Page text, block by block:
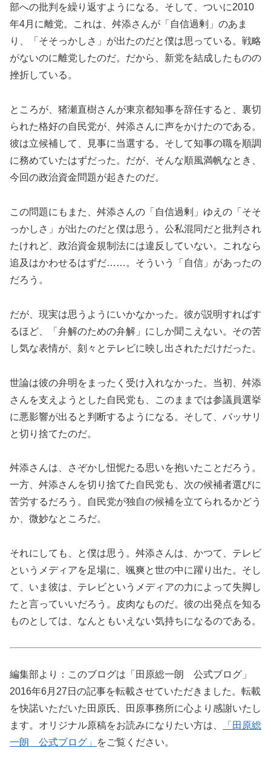
部への批判を繰り返すようになる。そして、ついに2010
年4月に離党。これは、舛添さんが「自信過剰」のあま
り、「そそっかしさ」が出たのだと僕は思っている。戦略
がないのに離党したのだ。だから、新党を結成したものの
挫折している。
ところが、猪瀬直樹さんが東京都知事を辞任すると、裏切
られた格好の自民党が、舛添さんに声をかけたのである。
彼は立候補して、見事に当選する。そして知事の職を順調
に務めていたはずだった。だが、そんな順風満帆なとき、
今回の政治資金問題が起きたのだ。
この問題にもまた、舛添さんの「自信過剰」ゆえの「そそ
っかしさ」が出たのだと僕は思う。公私混同だと批判され
たけれど、政治資金規制法には違反していない。これなら
追及はかわせるはずだ……。そういう「自信」があったの
だろう。
だが、現実は思うようにいかなかった。彼が説明すればす
るほど、「弁解のための弁解」にしか聞こえない。その苦
し気な表情が、刻々とテレビに映し出されただけだった。
世論は彼の弁明をまったく受け入れなかった。当初、舛添
さんを支えようとした自民党も、このままでは参議員選挙
に悪影響が出ると判断するようになる。そして、バッサリ
と切り捨てたのだ。
舛添さんは、さぞかし忸怩たる思いを抱いたことだろう。
一方、舛添さんを切り捨てた自民党も、次の候補者選びに
苦労するだろう。自民党が独自の候補を立てられるかどう
か、微妙なところだ。
それにしても、と僕は思う。舛添さんは、かつて、テレビ
というメディアを足場に、颯爽と世の中に躍り出た。そし
て、いま彼は、テレビというメディアの力によって失脚し
たと言っていいだろう。皮肉なものだ。彼の出発点を知る
ものとしては、なんともいえない気持ちになるのである。
編集部より：このブログは「田原総一朗 公式ブログ」
2016年6月27日の記事を転載させていただきました。転載
を快諾いただいた田原氏、田原事務所に心より感謝いたし
ます。オリジナル原稿をお読みになりたい方は、
「田原総
一朗 公式ブログ」
をご覧ください。